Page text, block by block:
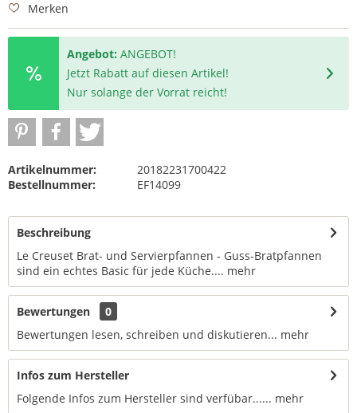
Merken
Angebot: ANGEBOT!
Jetzt Rabatt auf diesen Artikel!
Nur solange der Vorrat reicht!
Artikelnummer:
20182231700422
Bestellnummer:
EF14099
Beschreibung
Le Creuset Brat- und Servierpfannen - Guss-Bratpfannen
sind ein echtes Basic für jede Küche.... mehr
Bewertungen
0
Bewertungen lesen, schreiben und diskutieren... mehr
Infos zum Hersteller
Folgende Infos zum Hersteller sind verfübar...... mehr